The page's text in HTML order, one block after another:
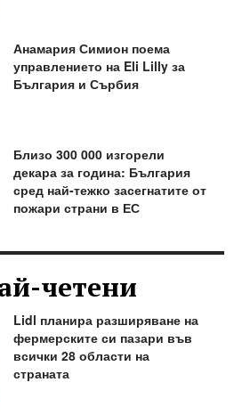
Анамария Симион поема
управлението на Eli Lilly за
България и Сърбия
Близо 300 000 изгорели
декара за година: България
сред най-тежко засегнатите от
пожари страни в ЕС
четени
Lidl планира разширяване на
фермерските си пазари във
всички 28 области на
страната